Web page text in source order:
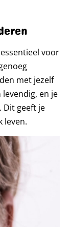
voor
met jezelf
en je
Dit geeft je
leven.